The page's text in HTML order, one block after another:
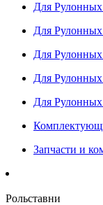
Для
Для
Для
Для
Для
Запчасти и
Рольставни